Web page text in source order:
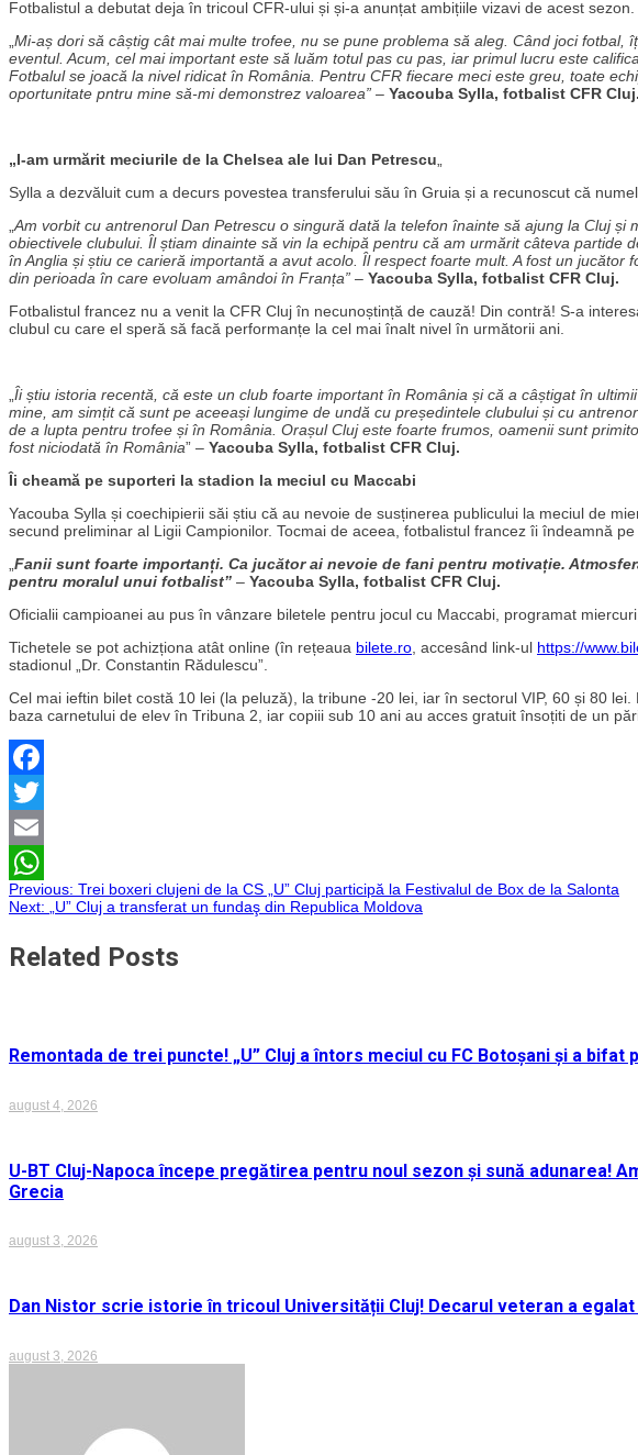
Fotbalistul a debutat deja în tricoul CFR-ului și și-a anunțat ambițiile vizavi de acest sezon.
Mi-aș dori să câștig cât mai multe trofee, nu se pune problema să aleg. Când joci fotbal,
eventul. Acum, cel mai important este să luăm totul pas cu pas, iar primul lucru este
Fotbalul se joacă la nivel ridicat în România. Pentru CFR fiecare meci este greu, toate
oportunitate pntru mine să-mi demonstrez valoarea” – Yacouba Sylla, fotbalist CFR Cluj.
„I-am urmărit meciurile de la Chelsea ale lui Dan Petrescu
Sylla a dezvăluit cum a decurs povestea transferului său în Gruia și a recunoscut că
Am vorbit cu antrenorul Dan Petrescu o singură dată la telefon înainte să ajung la Cluj și
obiectivele clubului. Îl știam dinainte să vin la echipă pentru că am urmărit câteva partide
în Anglia și știu ce carieră importantă a avut acolo. Îl respect foarte mult. A fost un jucător
din perioada în care evoluam amândoi în Franța” – Yacouba Sylla, fotbalist CFR Cluj.
Fotbalistul francez nu a venit la CFR Cluj în necunoștință de cauză! Din contră! S-a
clubul cu care el speră să facă performanțe la cel mai înalt nivel în următorii ani.
Îi știu istoria recentă, că este un club foarte important în România și că a câștigat în
mine, am simțit că sunt pe aceeași lungime de undă cu președintele clubului și cu
de a lupta pentru trofee și în România. Orașul Cluj este foarte frumos, oamenii sunt
fost niciodată în România” – Yacouba Sylla, fotbalist CFR Cluj.
Îi cheamă pe suporteri la stadion la meciul cu Maccabi
Yacouba Sylla și coechipierii săi știu că au nevoie de susținerea publicului la meciul de
secund preliminar al Ligii Campionilor. Tocmai de aceea, fotbalistul francez îi îndeamnă
Fanii sunt foarte importanți. Ca jucător ai nevoie de fani pentru motivație.
pentru moralul unui fotbalist” – Yacouba Sylla, fotbalist CFR Cluj.
Oficialii campioanei au pus în vânzare biletele pentru jocul cu Maccabi, programat
Tichetele se pot achizționa atât online (în rețeaua bilete.ro , accesând link-ul https://
stadionul „Dr. Constantin Rădulescu”.
Cel mai ieftin bilet costă 10 lei (la peluză), la tribune -20 lei, iar în sectorul VIP, 60 și 80
baza carnetului de elev în Tribuna 2, iar copiii sub 10 ani au acces gratuit însoțiti de un
Facebook
Twitter
Email
WhatsApp
Navigare
în
Previous: Trei boxeri clujeni de la CS „U” Cluj participă la Festivalul de Box de la Salonta
Next:
„U” Cluj a transferat un fundaş din Republica Moldova
Related Posts
Remontada de trei puncte! „U” Cluj a întors meciul cu FC Botoșani și a
august 4, 2026
U-BT Cluj-Napoca începe pregătirea pentru noul sezon și sună adunarea!
Grecia
august 3, 2026
Dan Nistor scrie istorie în tricoul Universității Cluj! Decarul veteran a
august 3, 2026